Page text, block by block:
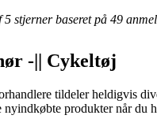
5 stjerner baseret på 49
-|| Cykeltøj
tildeler heldigvis
nyindkøbte produkter når du